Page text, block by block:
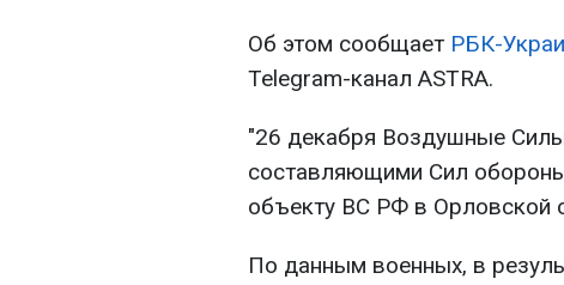
Об этом сообщает РБК-
Telegram-канал ASTRA.
"26 декабря Воздушные
составляющими Сил
объекту ВС РФ в Орловской
По данным военных, в